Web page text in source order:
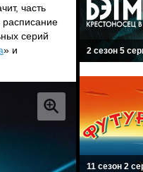
часть
серий
» и
2 сезон 5
11 сезон 2